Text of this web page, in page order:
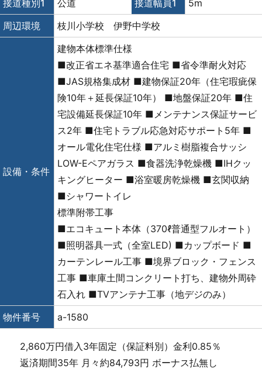
接道種別1 公道 接道幅員1
5m
周辺環境
枝川小学校 伊野中学校
設備・条件
建物本体標準仕様
■改正省エネ基準適合住宅 ■省令準耐火対応
■JAS規格集成材 ■建物保証20年（住宅瑕疵保
険10年＋延長保証10年） ■地盤保証20年 ■住
宅設備延長保証10年 ■メンテナンス保証サービ
ス2年 ■住宅トラブル応急対応サポート5年 ■
オール電化住宅仕様 ■アルミ樹脂複合サッシ
LOW-Eペアガラス ■食器洗浄乾燥機 ■IHクッ
キングヒーター ■浴室暖房乾燥機 ■玄関収納
■シャワートイレ
標準附帯工事
■エコキュート本体（370ℓ普通型フルオート）
■照明器具一式（全室LED) ■カップボード ■
カーテンレール工事 ■境界ブロック・フェンス
工事 ■車庫土間コンクリート打ち、建物外周砕
石入れ ■TVアンテナ工事（地デジのみ）
物件番号
a-1580
2,860万円借入3年固定（保証料別）金利0.85％
返済期間35年 月々約84,793円 ボーナス払無し